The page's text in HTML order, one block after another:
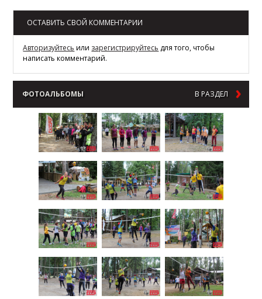
ОСТАВИТЬ СВОЙ КОММЕНТАРИИ
Авторизуйтесь или зарегистрируйтесь для того, чтобы
написать комментарий.
ФОТОАЛЬБОМЫ В РАЗДЕЛ